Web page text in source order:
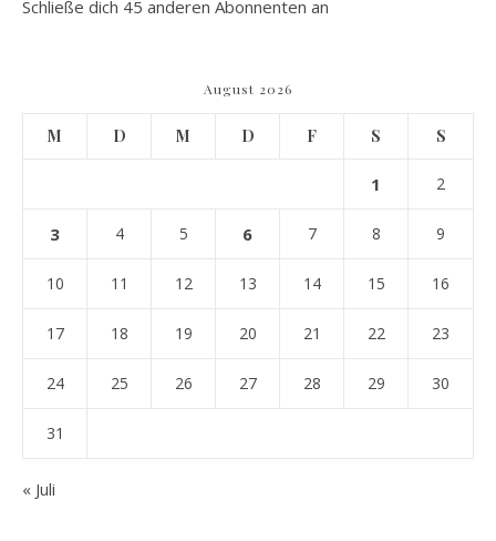
Schließe dich 45 anderen Abonnenten an
August 2026
M D M D F S S
1 2
3 4 5 6 7 8 9
10 11 12 13 14 15 16
17 18 19 20 21 22 23
24 25 26 27 28 29 30
31
« Juli